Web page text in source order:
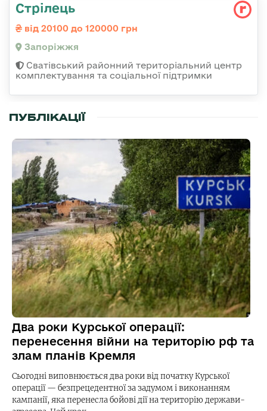
Стрілець
від 20100 до 120000 грн
Запоріжжя
Сватівський районний територіальний центр
комплектування та соціальної підтримки
ПУБЛІКАЦІЇ
Два роки Курської операції:
перенесення війни на територію рф та
злам планів Кремля
Сьогодні виповнюється два роки від початку Курської
операції — безпрецедентної за задумом і виконанням
кампанії, яка перенесла бойові дії на територію держави-